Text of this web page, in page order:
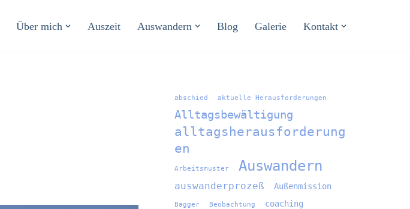
Über mich Auszeit Auswandern Blog Galerie Kontakt
abschied aktuelle Herausforderungen
Alltagsbewältigung
alltagsherausforderung
en
Arbeitsmuster Auswandern
auswanderprozeß Außenmission
Bagger Beobachtung coaching